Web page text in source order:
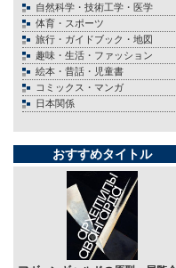
自然科学・技術工学・医学
体育・スポーツ
旅行・ガイドブック・地図
趣味・生活・ファッション
絵本・昔話・児童書
コミックス・マンガ
日本関係
おすすめタイトル